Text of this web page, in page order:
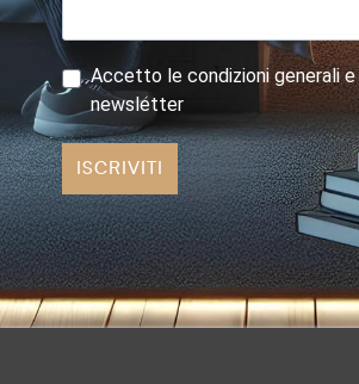
Accetto le condizioni generali
newsletter
ISCRIVITI